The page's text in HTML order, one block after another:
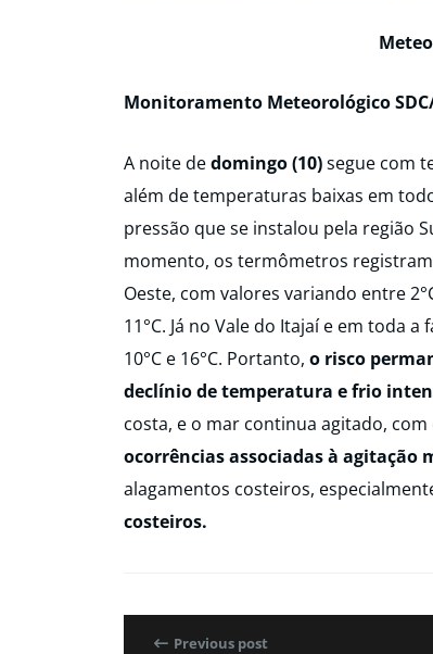
Monitoramento Meteorológico SDC/
A noite dedomingo (10)segue com
além de temperaturas baixas em
pressão que se instalou pela região
momento, os termômetros
Oeste, com valores variando entre
11°C. Já no Vale do Itajaí e em toda
10°C e 16°C. Portanto, o risco
declínio de temperatura e frio
costa, e o mar continua agitado,
ocorrências associadas à agitação
alagamentos costeiros,
costeiros.
Previous post